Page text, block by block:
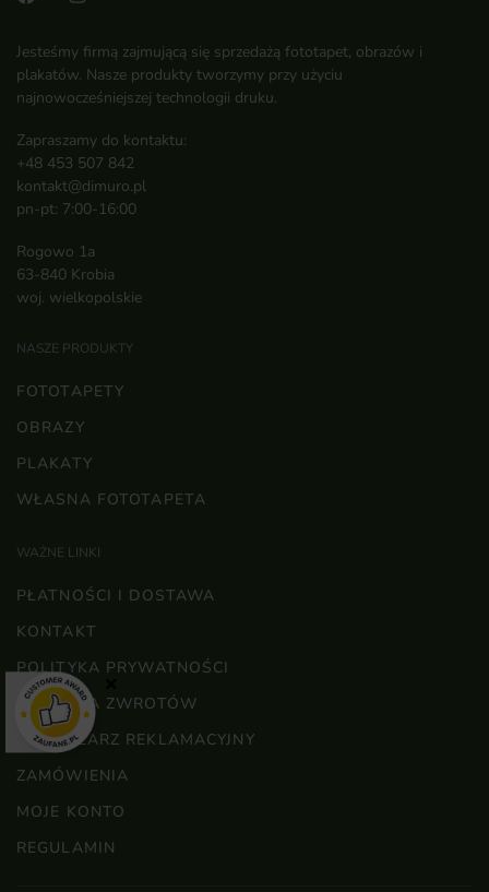
Jesteśmy firmą zajmującą się sprzedażą fototapet, obrazów i
plakatów. Nasze produkty tworzymy przy użyciu
najnowocześniejszej technologii druku.
Zapraszamy do kontaktu:
+48 453 507 842
kontakt@dimuro.pl
pn-pt: 7:00-16:00
Rogowo 1a
63-840 Krobia
woj. wielkopolskie
NASZE PRODUKTY
FOTOTAPETY
OBRAZY
PLAKATY
WŁASNA FOTOTAPETA
WAŻNE LINKI
PŁATNOŚCI I DOSTAWA
KONTAKT
POLITYKA PRYWATNOŚCI
POLITYKA ZWROTÓW
FORMULARZ REKLAMACYJNY
ZAMÓWIENIA
MOJE KONTO
REGULAMIN